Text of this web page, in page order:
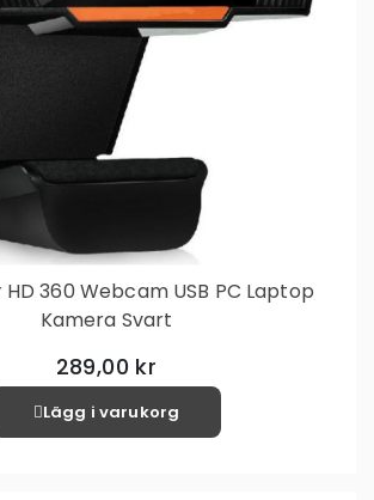
HD 360 Webcam USB PC Laptop
Kamera Svart
289,00 kr
Lägg i varukorg